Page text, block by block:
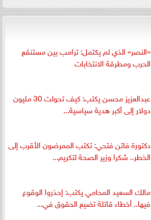
«النصر» الذي لم يكتمل: ترامب بين مستنقع
الحرب ومطرقة الانتخابات
عبدالعزيز محسن يكتب: كيف تحولت 30 مليون
دولار إلى أكبر هدية سياسية...
دكتورة فاتن فتحي: تكتب الممرضون الأقرب إلى
الخطر.. شكرا وزير الصحة لتكريم...
مالك السعيد المحامي يكتب: إحذروا الوقوع
فيها.. أخطاء قاتلة تضيع الحقوق في...